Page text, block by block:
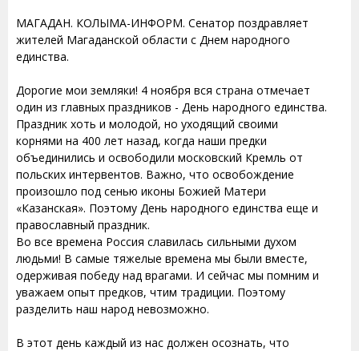
МАГАДАН. КОЛЫМА-ИНФОРМ. Сенатор поздравляет
жителей Магаданской области с Днем народного
единства.
Дорогие мои земляки! 4 ноября вся страна отмечает
один из главных праздников - День народного единства.
Праздник хоть и молодой, но уходящий своими
корнями на 400 лет назад, когда наши предки
объединились и освободили московский Кремль от
польских интервентов. Важно, что освобождение
произошло под сенью иконы Божией Матери
«Казанская». Поэтому День народного единства еще и
православный праздник.
Во все времена Россия славилась сильными духом
людьми! В самые тяжелые времена мы были вместе,
одерживая победу над врагами. И сейчас мы помним и
уважаем опыт предков, чтим традиции. Поэтому
разделить наш народ невозможно.
В этот день каждый из нас должен осознать, что